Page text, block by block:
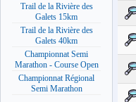
Trail de la Rivière des
Galets 15km
Trail de la Rivière des
Galets 40km
Championnat Semi
Marathon - Course Open
Championnat Régional
Semi Marathon